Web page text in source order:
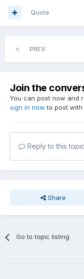
Quote
PREV
Join the
You can post now and
sign in now to post
Reply to this
Share
Go to topic listing